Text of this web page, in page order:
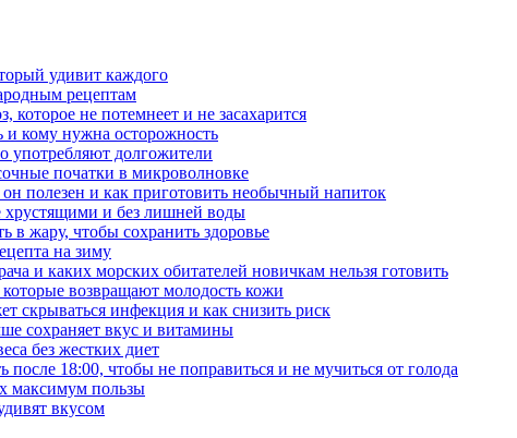
удивит каждого
рецептам
которое не потемнеет и не засахарится
и кому нужна осторожность
употребляют долгожители
початки в микроволновке
полезен и как приготовить необычный напиток
хрустящими и без лишней воды
в жару, чтобы сохранить здоровье
на зиму
и каких морских обитателей новичкам нельзя готовить
возвращают молодость кожи
скрываться инфекция и как снизить риск
сохраняет вкус и витамины
без жестких диет
после 18:00, чтобы не поправиться и не мучиться от голода
максимум пользы
вкусом